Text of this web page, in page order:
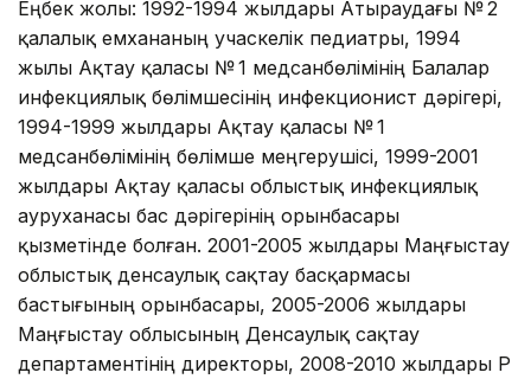
Еңбек жолы: 1992-1994 жылдары Атыраудағы № 2
қалалық емхананың учаскелік педиатры, 1994
жылы Ақтау қаласы № 1 медсанбөлімінің Балалар
инфекциялық бөлімшесінің инфекционист дәрігері,
1994-1999 жылдары Ақтау қаласы № 1
медсанбөлімінің бөлімше меңгерушісі, 1999-2001
жылдары Ақтау қаласы облыстық инфекциялық
ауруханасы бас дәрігерінің орынбасары
қызметінде болған. 2001-2005 жылдары Маңғыстау
облыстық денсаулық сақтау басқармасы
бастығының орынбасары, 2005-2006 жылдары
Маңғыстау облысының Денсаулық сақтау
департаментінің директоры, 2008-2010 жылдары ҚР